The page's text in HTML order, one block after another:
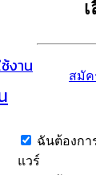
งาน สมัค
ฉันต้องกา
แวร์